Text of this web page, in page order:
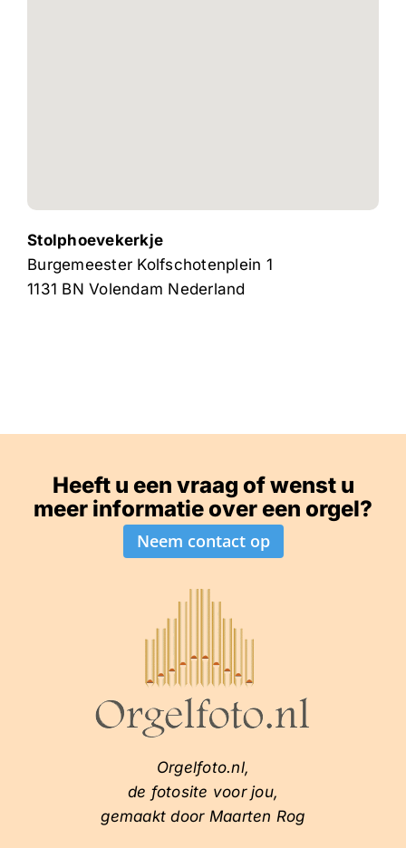
Stolphoevekerkje
Burgemeester Kolfschotenplein 1
1131 BNVolendam Nederland
Heeft u een vraag of wenst u
meer informatie over een orgel?
Neem contact op
Orgelfoto.nl,
de fotosite voor jou,
gemaakt door Maarten Rog